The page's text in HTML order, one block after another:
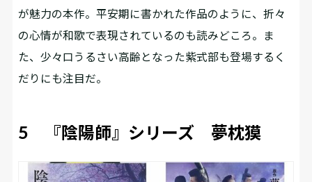
が魅力の本作。平安期に書かれた作品のように、折々
の心情が和歌で表現されているのも読みどころ。ま
た、少々口うるさい高齢となった紫式部も登場するく
だりにも注目だ。
5 『陰陽師』シリーズ 夢枕獏